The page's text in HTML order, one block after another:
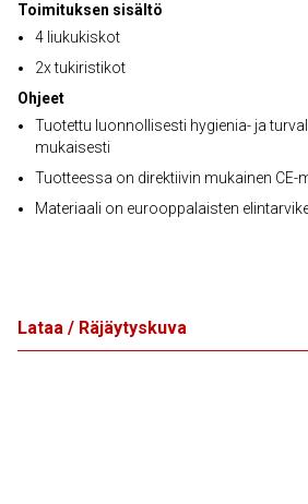
Toimituksen sisältö
4 liukukiskot
2x tukiristikot
Ohjeet
Tuotettu luonnollisesti hygienia- ja
mukaisesti
Tuotteessa on direktiivin mukainen CE-
Materiaali on eurooppalaisten
Lataa / Räjäytyskuva